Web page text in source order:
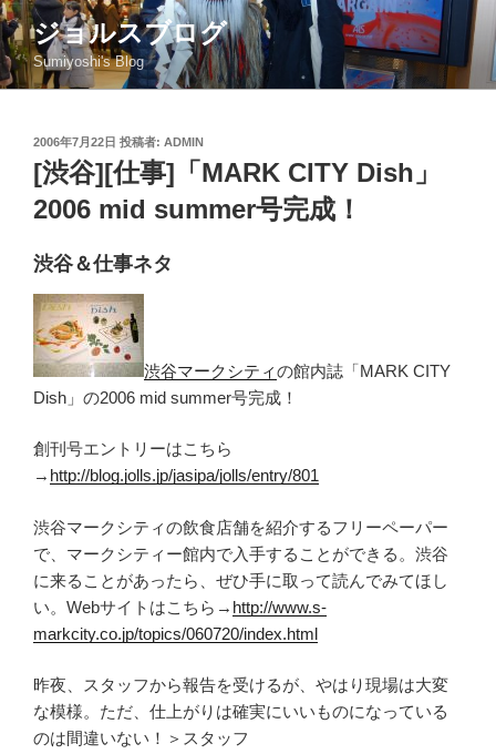
コ
ン
テ
ン
ジョルスブログ
Sumiyoshi's Blog
投
稿
日:
2006年7月22日 投稿者: ADMIN
[渋谷][仕事]「MARK CITY Dish」
2006 mid summer号完成！
渋谷＆仕事ネタ
渋谷マークシティの館内誌「MARK CITY
Dish」の2006 mid summer号完成！
創刊号エントリーはこちら
→ http://blog.jolls.jp/jasipa/jolls/entry/801
渋谷マークシティの飲食店舗を紹介するフリーペーパー
で、マークシティー館内で入手することができる。渋谷
に来ることがあったら、ぜひ手に取って読んでみてほし
い。Webサイトはこちら→ http://www.s-
markcity.co.jp/topics/060720/index.html
昨夜、スタッフから報告を受けるが、やはり現場は大変
な模様。ただ、仕上がりは確実にいいものになっている
のは間違いない！＞スタッフ